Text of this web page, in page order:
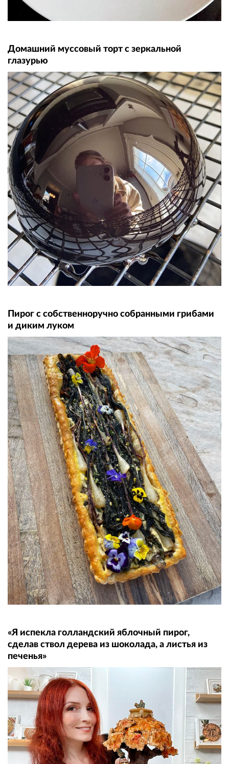
Домашний муссовый торт с зеркальной
глазурью
Пирог с собственноручно собранными грибами
и диким луком
«Я испекла голландский яблочный пирог,
сделав ствол дерева из шоколада, а листья из
печенья»